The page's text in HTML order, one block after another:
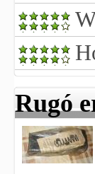
Rugó